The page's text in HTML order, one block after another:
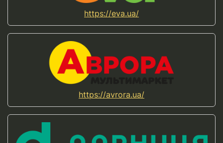
https://eva.ua/
https://avrora.ua/